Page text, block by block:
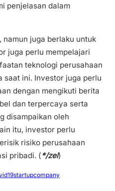
penjelasan dalam
juga berlaku untuk
juga perlu mempelajari
teknologi perusahaan
saat ini. Investor juga perlu
dengan mengikuti berita
dan terpercaya serta
disampaikan oleh
itu, investor perlu
risiko perusahaan
pribadi. (*/zel)
startupcompany